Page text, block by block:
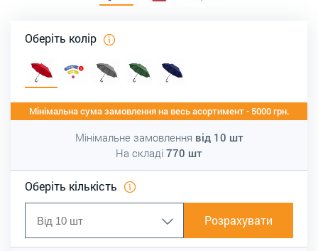
Оберіть колір
Мінімальна сума замовлення на весь асортимент - 5000 грн.
Мінімальне замовлення від 10 шт
На складі 770 шт
Оберіть кількість
Розрахувати